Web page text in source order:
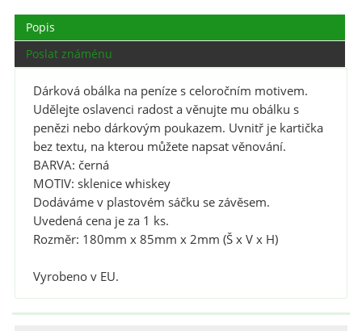
Popis
Poslat známénu
Dárková obálka na peníze s celoročním motivem.
Udělejte oslavenci radost a věnujte mu obálku s
penězi nebo dárkovým poukazem. Uvnitř je kartička
bez textu, na kterou můžete napsat věnování.
BARVA: černá
MOTIV: sklenice whiskey
Dodáváme v plastovém sáčku se závěsem.
Uvedená cena je za 1 ks.
Rozměr: 180mm x 85mm x 2mm (Š x V x H)
Vyrobeno v EU.